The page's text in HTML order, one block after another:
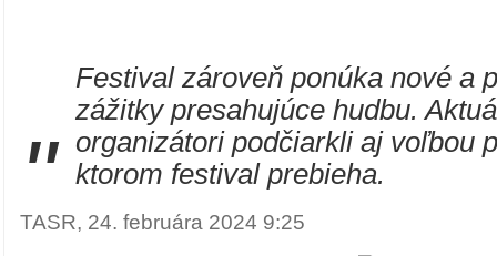
"
Festival zároveň ponúka nové a
zážitky presahujúce hudbu.
organizátori podčiarkli aj voľbou
ktorom festival prebieha.
TASR, 24. februára 2024 9:25